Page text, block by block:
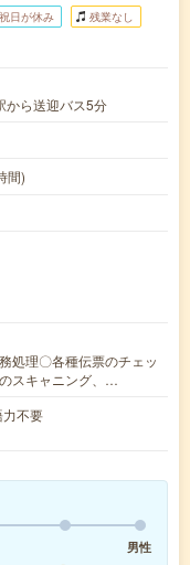
日が休み 残業なし
から送迎バス5分
間)
処理〇各種伝票のチェッ
スキャニング、…
力不要
男性